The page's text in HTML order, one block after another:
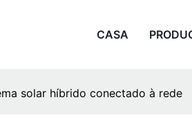
CASA
solar híbrido conectado à rede